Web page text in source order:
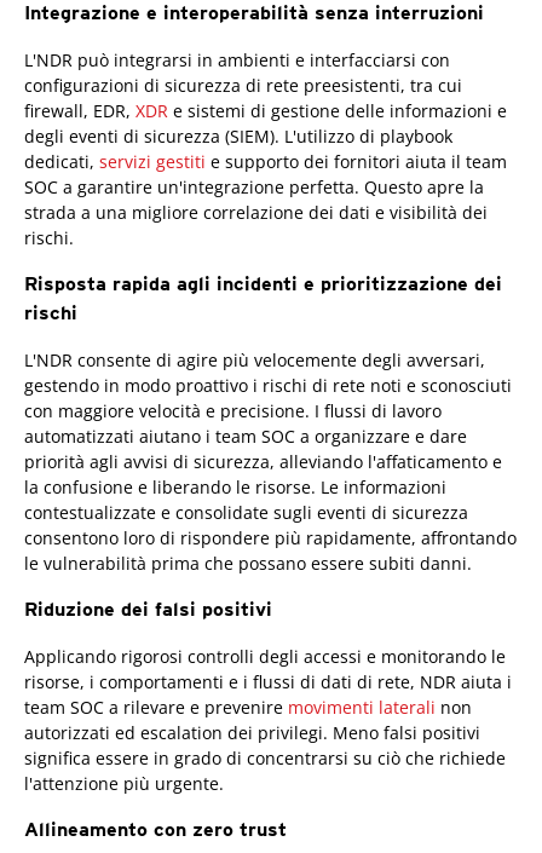
Integrazione e interoperabilità senza interruzioni
L'NDR può integrarsi in ambienti e interfacciarsi con
configurazioni di sicurezza di rete preesistenti, tra cui
firewall, EDR, XDR e sistemi di gestione delle informazioni e
degli eventi di sicurezza (SIEM). L'utilizzo di playbook
dedicati, servizi gestiti e supporto dei fornitori aiuta il team
SOC a garantire un'integrazione perfetta. Questo apre la
strada a una migliore correlazione dei dati e visibilità dei
rischi.
Risposta rapida agli incidenti e prioritizzazione dei
rischi
L'NDR consente di agire più velocemente degli avversari,
gestendo in modo proattivo i rischi di rete noti e sconosciuti
con maggiore velocità e precisione. I flussi di lavoro
automatizzati aiutano i team SOC a organizzare e dare
priorità agli avvisi di sicurezza, alleviando l'affaticamento e
la confusione e liberando le risorse. Le informazioni
contestualizzate e consolidate sugli eventi di sicurezza
consentono loro di rispondere più rapidamente, affrontando
le vulnerabilità prima che possano essere subiti danni.
Riduzione dei falsi positivi
Applicando rigorosi controlli degli accessi e monitorando le
risorse, i comportamenti e i flussi di dati di rete, NDR aiuta i
team SOC a rilevare e prevenire movimenti laterali non
autorizzati ed escalation dei privilegi. Meno falsi positivi
significa essere in grado di concentrarsi su ciò che richiede
l'attenzione più urgente.
Allineamento con zero trust